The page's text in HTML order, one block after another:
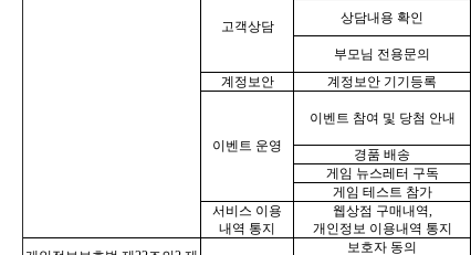
고객상담
상담내용 확인
부모님 전용문의
계정보안
계정보안 기기등록
이벤트 운영
이벤트 참여 및 당첨 안내
경품 배송
게임 뉴스레터 구독
게임 테스트 참가
서비스 이용
내역 통지
웹상점 구매내역,
개인정보 이용내역 통지
보호자 동의